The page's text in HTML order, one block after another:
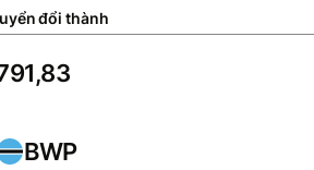
đổi thành
BWP